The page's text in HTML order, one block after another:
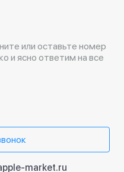
или оставьте номер
и ясно ответим на все
market.ru